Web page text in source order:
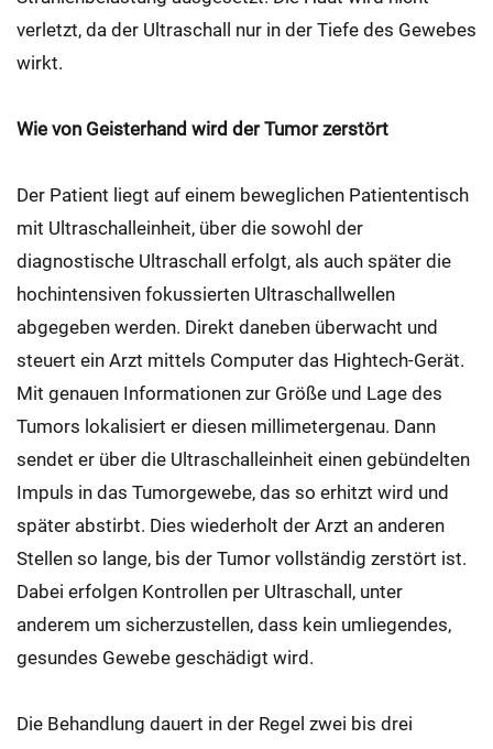
verletzt, da der Ultraschall nur in der Tiefe des Gewebes
wirkt.
Wie von Geisterhand wird der Tumor zerstört
Der Patient liegt auf einem beweglichen Patiententisch
mit Ultraschalleinheit, über die sowohl der
diagnostische Ultraschall erfolgt, als auch später die
hochintensiven fokussierten Ultraschallwellen
abgegeben werden. Direkt daneben überwacht und
steuert ein Arzt mittels Computer das Hightech-Gerät.
Mit genauen Informationen zur Größe und Lage des
Tumors lokalisiert er diesen millimetergenau. Dann
sendet er über die Ultraschalleinheit einen gebündelten
Impuls in das Tumorgewebe, das so erhitzt wird und
später abstirbt. Dies wiederholt der Arzt an anderen
Stellen so lange, bis der Tumor vollständig zerstört ist.
Dabei erfolgen Kontrollen per Ultraschall, unter
anderem um sicherzustellen, dass kein umliegendes,
gesundes Gewebe geschädigt wird.
Die Behandlung dauert in der Regel zwei bis drei